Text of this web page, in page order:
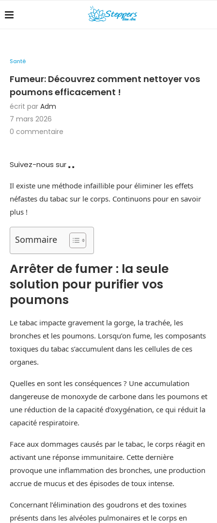
Santé
Fumeur: Découvrez comment nettoyer vos
poumons efficacement !
écrit par Adm
7 mars 2026
0 commentaire
Suivez-nous sur
Il existe une méthode infaillible pour éliminer les effets
néfastes du tabac sur le corps. Continuons pour en savoir
plus !
Sommaire
Arrêter de fumer : la seule
solution pour purifier vos
poumons
Le tabac impacte gravement la gorge, la trachée, les
bronches et les poumons. Lorsqu’on fume, les composants
toxiques du tabac s’accumulent dans les cellules de ces
organes.
Quelles en sont les conséquences ? Une accumulation
dangereuse de monoxyde de carbone dans les poumons et
une réduction de la capacité d’oxygénation, ce qui réduit la
capacité respiratoire.
Face aux dommages causés par le tabac, le corps réagit en
activant une réponse immunitaire. Cette dernière
provoque une inflammation des bronches, une production
accrue de mucus et des épisodes de toux intense.
Concernant l’élimination des goudrons et des toxines
présents dans les alvéoles pulmonaires et le corps en